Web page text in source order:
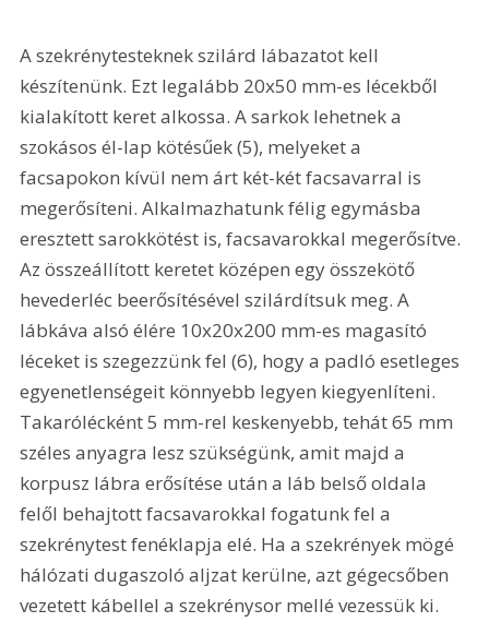
A szekrénytesteknek szilárd lábazatot kell
készítenünk. Ezt legalább 20x50 mm-es lécekből
kialakított keret alkossa. A sarkok lehetnek a
szokásos él-lap kötésűek (5), melyeket a
facsapokon kívül nem árt két-két facsavarral is
megerősíteni. Alkalmazhatunk félig egymásba
eresztett sarokkötést is, facsavarokkal megerősítve.
Az összeállított keretet középen egy összekötő
hevederléc beerősítésével szilárdítsuk meg. A
lábkáva alsó élére 10x20x200 mm-es magasító
léceket is szegezzünk fel (6), hogy a padló esetleges
egyenetlenségeit könnyebb legyen kiegyenlíteni.
Takarólécként 5 mm-rel keskenyebb, tehát 65 mm
széles anyagra lesz szükségünk, amit majd a
korpusz lábra erősítése után a láb belső oldala
felől behajtott facsavarokkal fogatunk fel a
szekrénytest fenéklapja elé. Ha a szekrények mögé
hálózati dugaszoló aljzat kerülne, azt gégecsőben
vezetett kábellel a szekrénysor mellé vezessük ki.